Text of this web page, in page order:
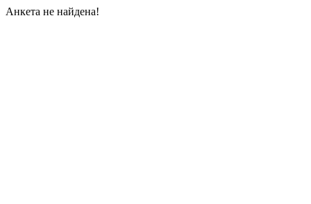
Анкета не найдена!